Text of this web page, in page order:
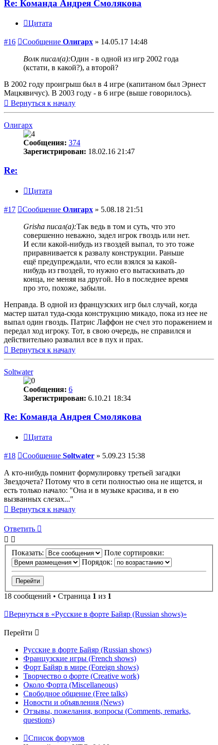
Re: Команда Андрея Смолякова
Цитата
#16 Сообщение Олигарх » 14.05.17 14:48
Волк писал(а):Один - в одной из игр 2002 года
(кстати, в какой?), а второй?
В 2002 году проигрыш был в 4 игре (капитаном был Эрнест
Мацкявичус). В 2003 году - в 6 игре (выше говорилось).
Вернуться к началу
Олигарх
Сообщения: 374
Зарегистрирован: 18.02.16 21:47
Re:
Цитата
#17 Сообщение Олигарх » 5.08.18 21:51
Grisha писал(а):Так ведь в том и суть, что это
совершенно неважно, задел игрок гвоздь или нет.
И если какой-нибудь из гвоздей выпал, то это тоже
приравнивается к развалу конструкции. Раньше
ещё предупреждали, что если взялся за какой-
нибудь из гвоздей, то нужно его вытаскивать до
конца, не меняя на другой. Но в последнее время
про это, похоже, забыли.
Неправда. В одной из французских игр был случай, когда
мастер шатал туда-сюда конструкцию микадо, пока из нее не
выпал один гвоздь. Патрис Лаффон не счел это поражением и
передал ход игроку. Тот, в свою очередь, не справился и
действительно развалил все в пух и прах.
Вернуться к началу
Soltwater
Сообщения: 6
Зарегистрирован: 6.10.21 18:34
Re: Команда Андрея Смолякова
Цитата
#18 Сообщение Soltwater » 5.09.23 15:38
А кто-нибудь помнит формулировку третьей загадки
Звездочета? Потому что в сети полностью она не ищется, и
есть только начало: "Она и в музыке красива, и в ею
вызванных слезах..."
Вернуться к началу
Ответить
Показать:
Поле сортировки:
Порядок:
18 сообщений • Страница 1 из 1
Вернуться в «Русские в форте Байяр (Russian shows)»
Перейти
Русские в форте Байяр (Russian shows)
Французские игры (French shows)
Форт Байяр в мире (Foreign shows)
Творчество о форте (Creative work)
Около Форта (Miscellaneous)
Свободное общение (Free talks)
Новости и объявления (News)
Отзывы, пожелания, вопросы (Comments, remarks,
questions)
Список форумов